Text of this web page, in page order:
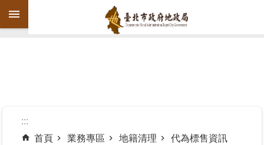
跳到主要內容區塊
:::
首頁
業務專區 地籍清理
代為標售資訊